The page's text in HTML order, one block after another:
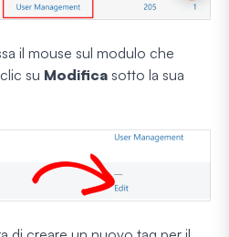
il mouse sul modulo che
su Modifica sotto la sua